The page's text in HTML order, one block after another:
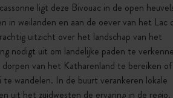
ligt deze Bivouac in de open
in weilanden en aan de oever van het Lac
uitzicht over het landschap van het
nodigt uit om landelijke paden te
van het Katharenland te bereiken of
te wandelen. In de buurt verankeren lokale
uit het zuidwesten de ervaring in de regio.